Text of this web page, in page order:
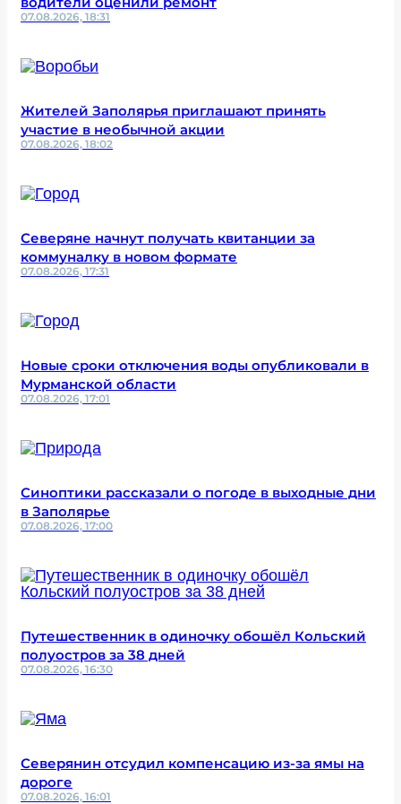
07.08.2026, 18:31
Жителей Заполярья приглашают принять
участие в необычной акции
07.08.2026, 18:02
Северяне начнут получать квитанции за
коммуналку в новом формате
07.08.2026, 17:31
Новые сроки отключения воды опубликовали в
Мурманской области
07.08.2026, 17:01
Синоптики рассказали о погоде в выходные дни
в Заполярье
07.08.2026, 17:00
Путешественник в одиночку обошёл Кольский
полуостров за 38 дней
07.08.2026, 16:30
Северянин отсудил компенсацию из-за ямы на
дороге
07.08.2026, 16:01